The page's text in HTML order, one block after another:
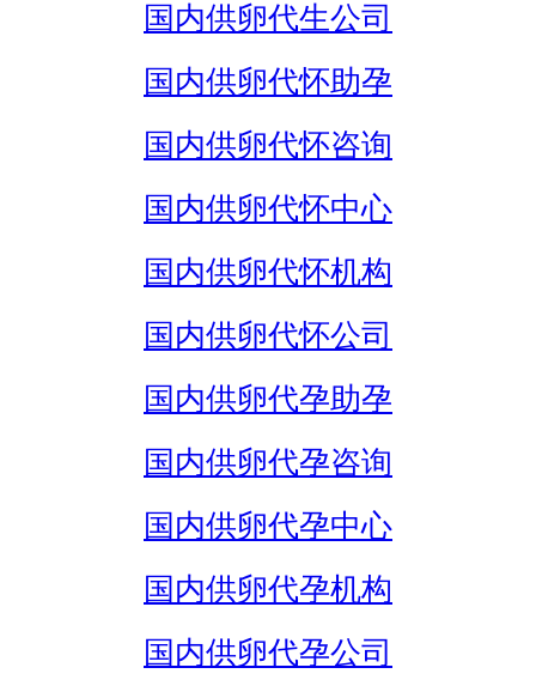
国内供卵代生公司
国内供卵代怀助孕
国内供卵代怀咨询
国内供卵代怀中心
国内供卵代怀机构
国内供卵代怀公司
国内供卵代孕助孕
国内供卵代孕咨询
国内供卵代孕中心
国内供卵代孕机构
国内供卵代孕公司